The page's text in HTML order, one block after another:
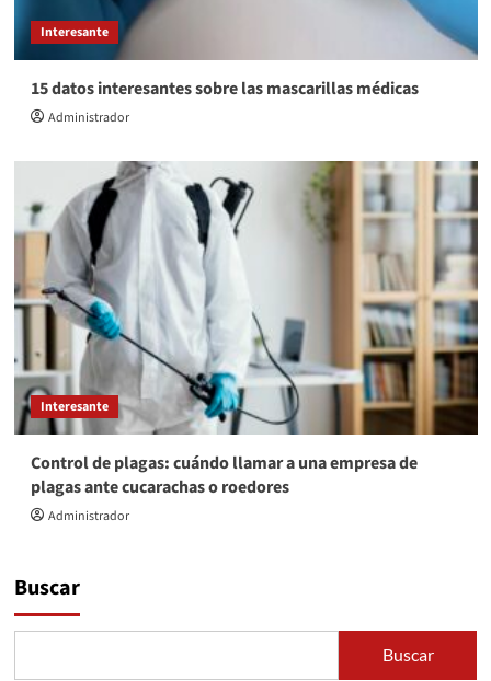
Interesante
15 datos interesantes sobre las mascarillas médicas
Administrador
Interesante
Control de plagas: cuándo llamar a una empresa de
plagas ante cucarachas o roedores
Administrador
Buscar
Buscar